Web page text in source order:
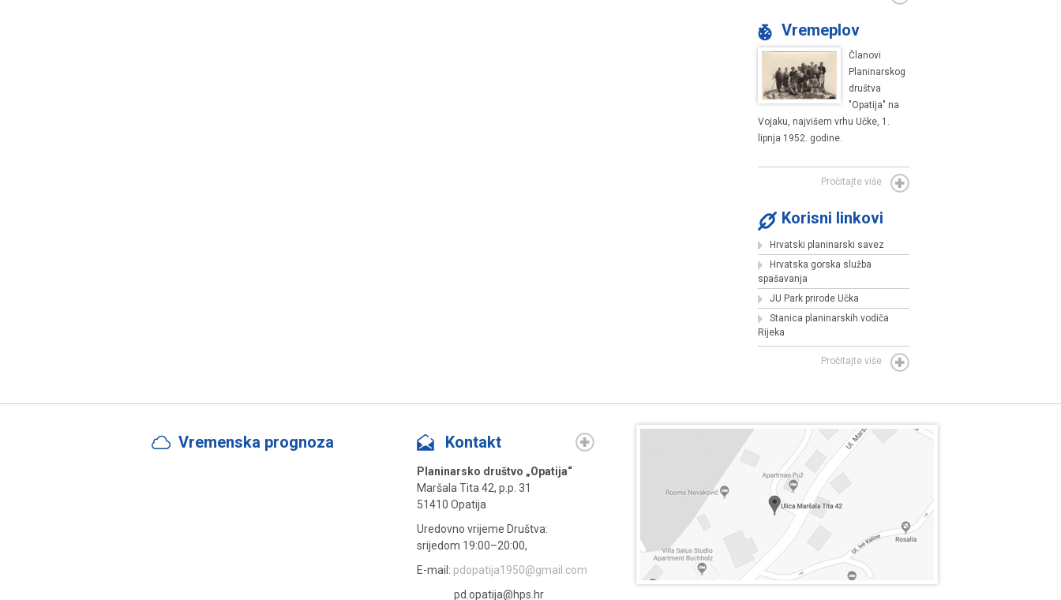
Vremeplov
Članovi
Planinarskog
društva
"Opatija" na
Vojaku, najvišem vrhu Učke, 1.
lipnja 1952. godine.
Pročitajte više
Korisni linkovi
Hrvatski planinarski savez
Hrvatska gorska služba
spašavanja
JU Park prirode Učka
Stanica planinarskih vodiča
Rijeka
Pročitajte više
Vremenska prognoza Više » Kontakt
Planinarsko društvo „Opatija“
Maršala Tita 42, p.p. 31
51410 Opatija
Uredovno vrijeme Društva:
srijedom 19:00–20:00,
E-mail: pdopatija1950@gmail.com
pd.opatija@hps.hr